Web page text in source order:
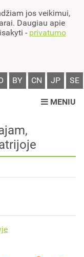
jos veikimui,
Daugiau apie
- privatumo
BY CN JP SE
MENIU